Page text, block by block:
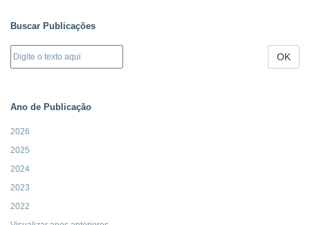
Buscar Publicações
OK
Ano de Publicação
2026
2025
2024
2023
2022